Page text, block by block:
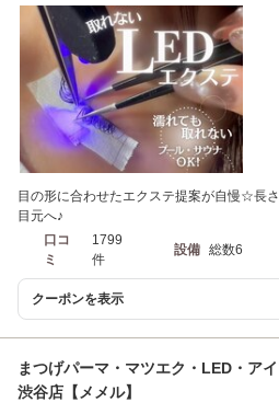
目の形に合わせたエクステ提案が自慢☆長
目元へ♪
口コ
ミ
1799
件
設備 総数6
クーポンを表示
まつげパーマ・マツエク・LED・ア
渋谷店【メメル】